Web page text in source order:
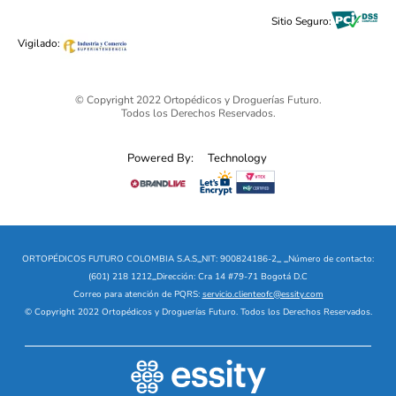
Sitio Seguro:
Vigilado:
© Copyright 2022 Ortopédicos y Droguerías Futuro.
Todos los Derechos Reservados.
Powered By: Technology
ORTOPÉDICOS FUTURO COLOMBIA S.A.S_NIT: 900824186-2_ _Número de contacto:
(601) 218 1212_Dirección: Cra 14 #79-71 Bogotá D.C
Correo para atención de PQRS: servicio.clienteofc@essity.com
© Copyright 2022 Ortopédicos y Droguerías Futuro. Todos los Derechos Reservados.